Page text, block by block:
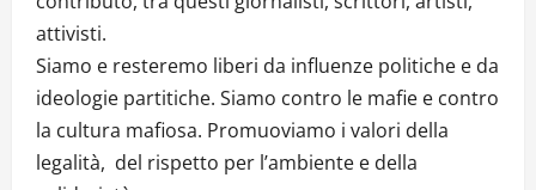
attivisti.
Siamo e resteremo liberi da influenze politiche e da
ideologie partitiche. Siamo contro le mafie e contro
la cultura mafiosa. Promuoviamo i valori della
legalità, del rispetto per l’ambiente e della